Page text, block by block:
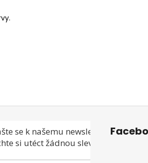
se k našemu newsletteru a
si utéct žádnou slevu ani akci!